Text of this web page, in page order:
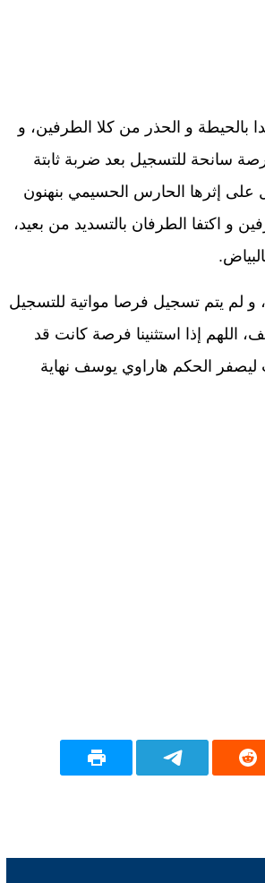
بالحيطة و الحذر من كلا الطرفين، و
سانحة للتسجيل بعد ضربة ثابتة
على إثرها الحارس الحسيمي بنهنون
و اكتفا الطرفان بالتسديد من بعيد،
و لم يتم تسجيل فرصا مواتية للتسجيل
اللهم إذا استثنينا فرصة كانت قد
ليصفر الحكم هاراوي يوسف نهاية